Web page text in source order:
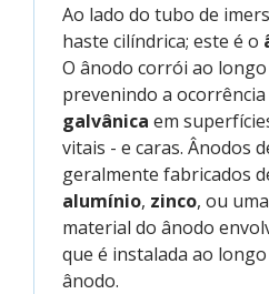
Ao lado do tubo de
haste cilíndrica; este é o
O ânodo corrói ao
prevenindo a ocorrência
galvânica em
vitais - e caras. Ânodos
geralmente fabricados
alumínio, zinco, ou uma
material do ânodo
que é instalada ao
ânodo.